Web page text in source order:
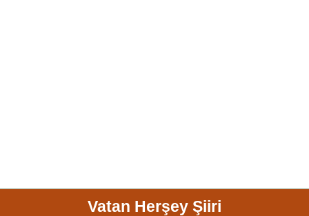
Vatan Herşey Şiiri